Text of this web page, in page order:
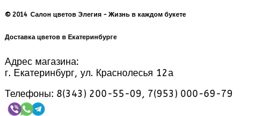
© 2014 Салон цветов Элегия - Жизнь в каждом букете
Доставка цветов в Екатеринбурге
Адрес магазина:
г. Екатеринбург, ул. Краснолесья 12а
Телефоны: 8(343) 200-55-09, 7(953) 000-69-79